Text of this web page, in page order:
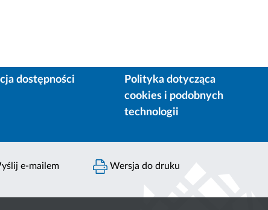
dostępności
Polityka dotycząca
cookies i podobnych
technologii
e-mailem Wersja do druku